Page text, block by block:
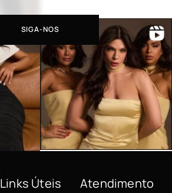
SIGA-NOS
Links Úteis Atendimento